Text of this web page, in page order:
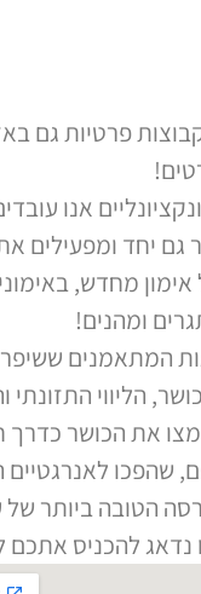
פרטיות גם
אנו
גם יחד ומפעילים
מחדש,
ומהנים!
המתאמנים
הליווי התזונתי
את הכושר כדרך
שהפכו לאנרגטיים
הטובה ביותר
נדאג להכניס